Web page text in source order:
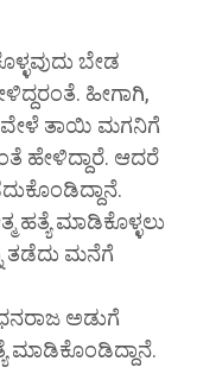
ಬೇಡ
ಹೀಗಾಗಿ,
ತಾಯಿ ಮಗನಿಗೆ
ಹೇಳಿದ್ದಾರೆ. ಆದರೆ
ಹತ್ಯೆ ಮಾಡಿಕೊಳ್ಳಲು
ತಡೆದು ಮನೆಗೆ
ಅಡುಗೆ
ಮಾಡಿಕೊಂಡಿದ್ದಾನೆ.